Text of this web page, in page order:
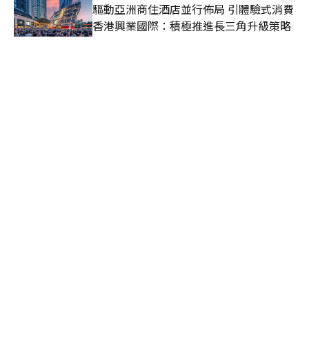
驅動亞洲商住酒店並行佈局 引體驗式消費
香港興業國際：積極推進長三角升級策略